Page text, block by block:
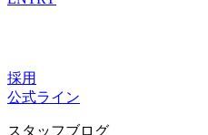
採用
公式ライン
スタッフブログ